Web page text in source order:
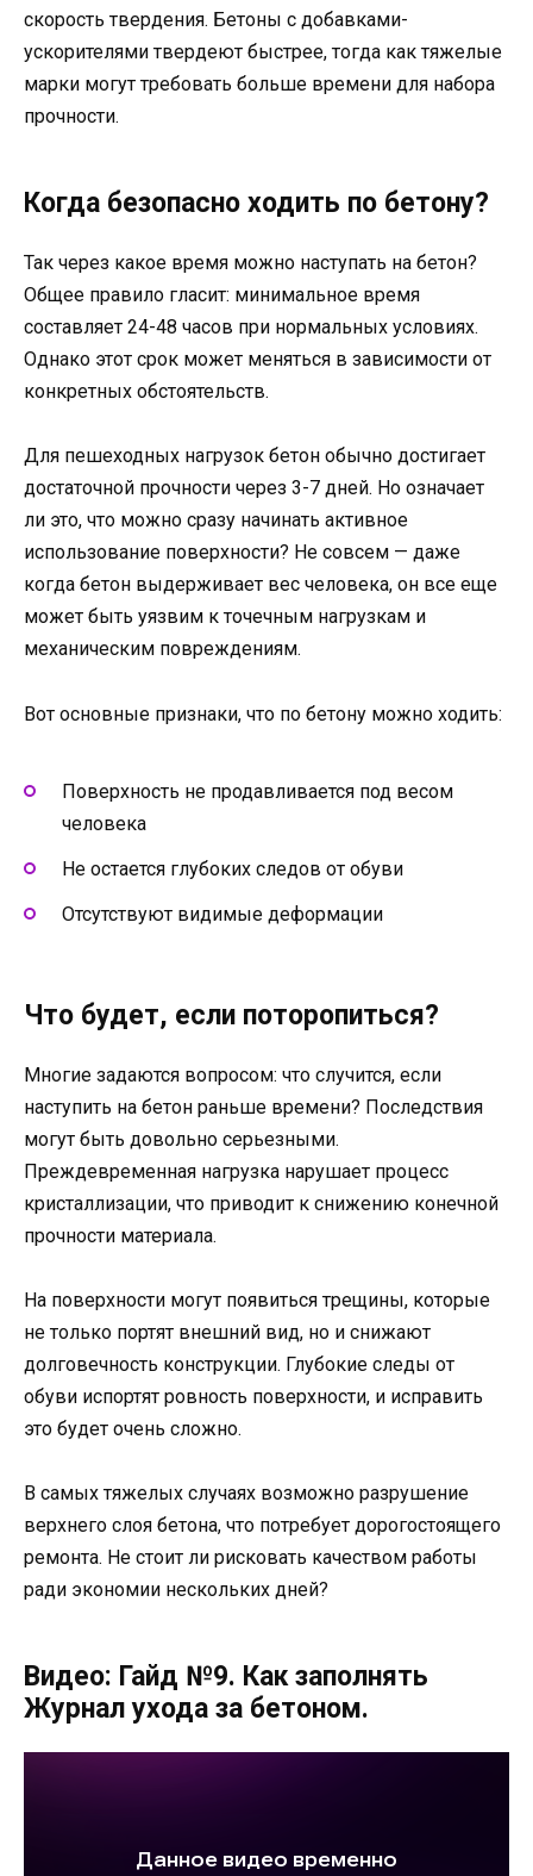
скорость твердения. Бетоны с добавками-
ускорителями твердеют быстрее, тогда как тяжелые
марки могут требовать больше времени для набора
прочности.
Когда безопасно ходить по бетону?
Так через какое время можно наступать на бетон?
Общее правило гласит: минимальное время
составляет 24-48 часов при нормальных условиях.
Однако этот срок может меняться в зависимости от
конкретных обстоятельств.
Для пешеходных нагрузок бетон обычно достигает
достаточной прочности через 3-7 дней. Но означает
ли это, что можно сразу начинать активное
использование поверхности? Не совсем — даже
когда бетон выдерживает вес человека, он все еще
может быть уязвим к точечным нагрузкам и
механическим повреждениям.
Вот основные признаки, что по бетону можно ходить:
Поверхность не продавливается под весом
человека
Не остается глубоких следов от обуви
Отсутствуют видимые деформации
Что будет, если поторопиться?
Многие задаются вопросом: что случится, если
наступить на бетон раньше времени? Последствия
могут быть довольно серьезными.
Преждевременная нагрузка нарушает процесс
кристаллизации, что приводит к снижению конечной
прочности материала.
На поверхности могут появиться трещины, которые
не только портят внешний вид, но и снижают
долговечность конструкции. Глубокие следы от
обуви испортят ровность поверхности, и исправить
это будет очень сложно.
В самых тяжелых случаях возможно разрушение
верхнего слоя бетона, что потребует дорогостоящего
ремонта. Не стоит ли рисковать качеством работы
ради экономии нескольких дней?
Видео: Гайд №9. Как заполнять
Журнал ухода за бетоном.